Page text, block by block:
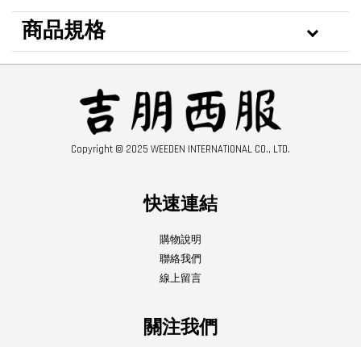
商品規格
Copyright © 2025 WEEDEN INTERNATIONAL CO., LTD.
快速連結
購物說明
聯絡我們
線上留言
關注我們